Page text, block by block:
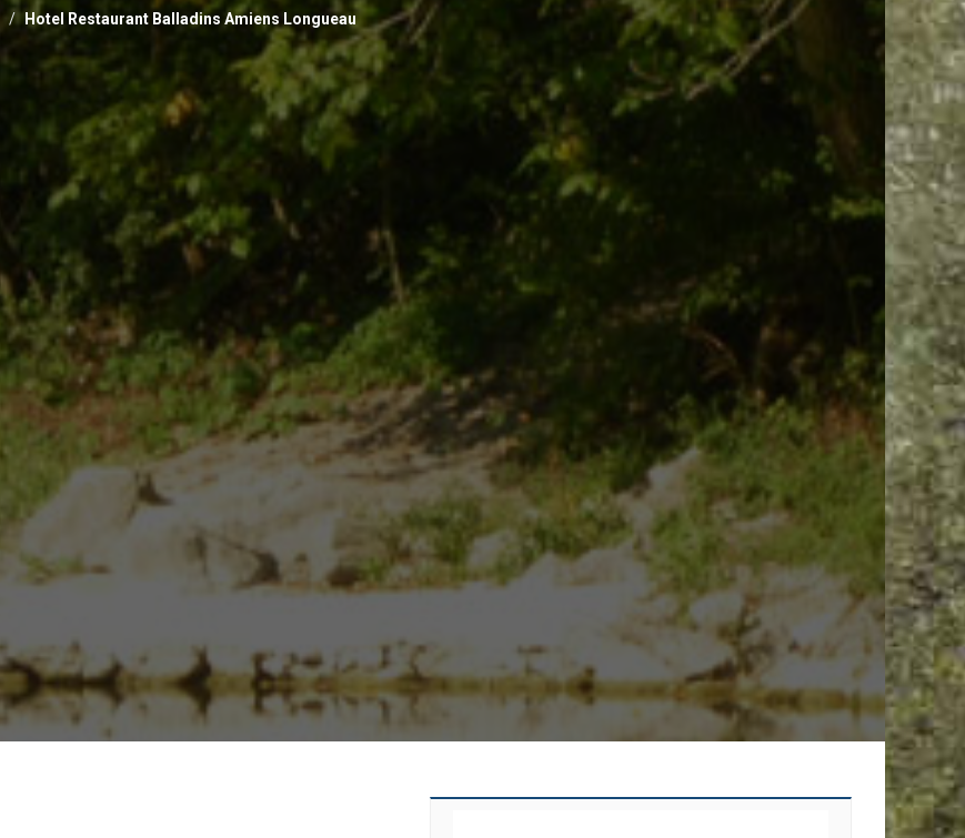
Hotel Restaurant Balladins Amiens Longueau